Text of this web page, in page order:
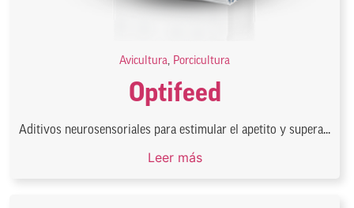
Avicultura, Porcicultura
Optifeed
Aditivos neurosensoriales para estimular el apetito y supera...
Leer más